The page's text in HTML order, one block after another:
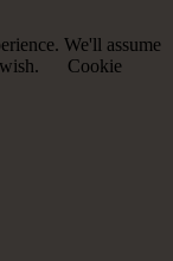
We'll assume
Cookie